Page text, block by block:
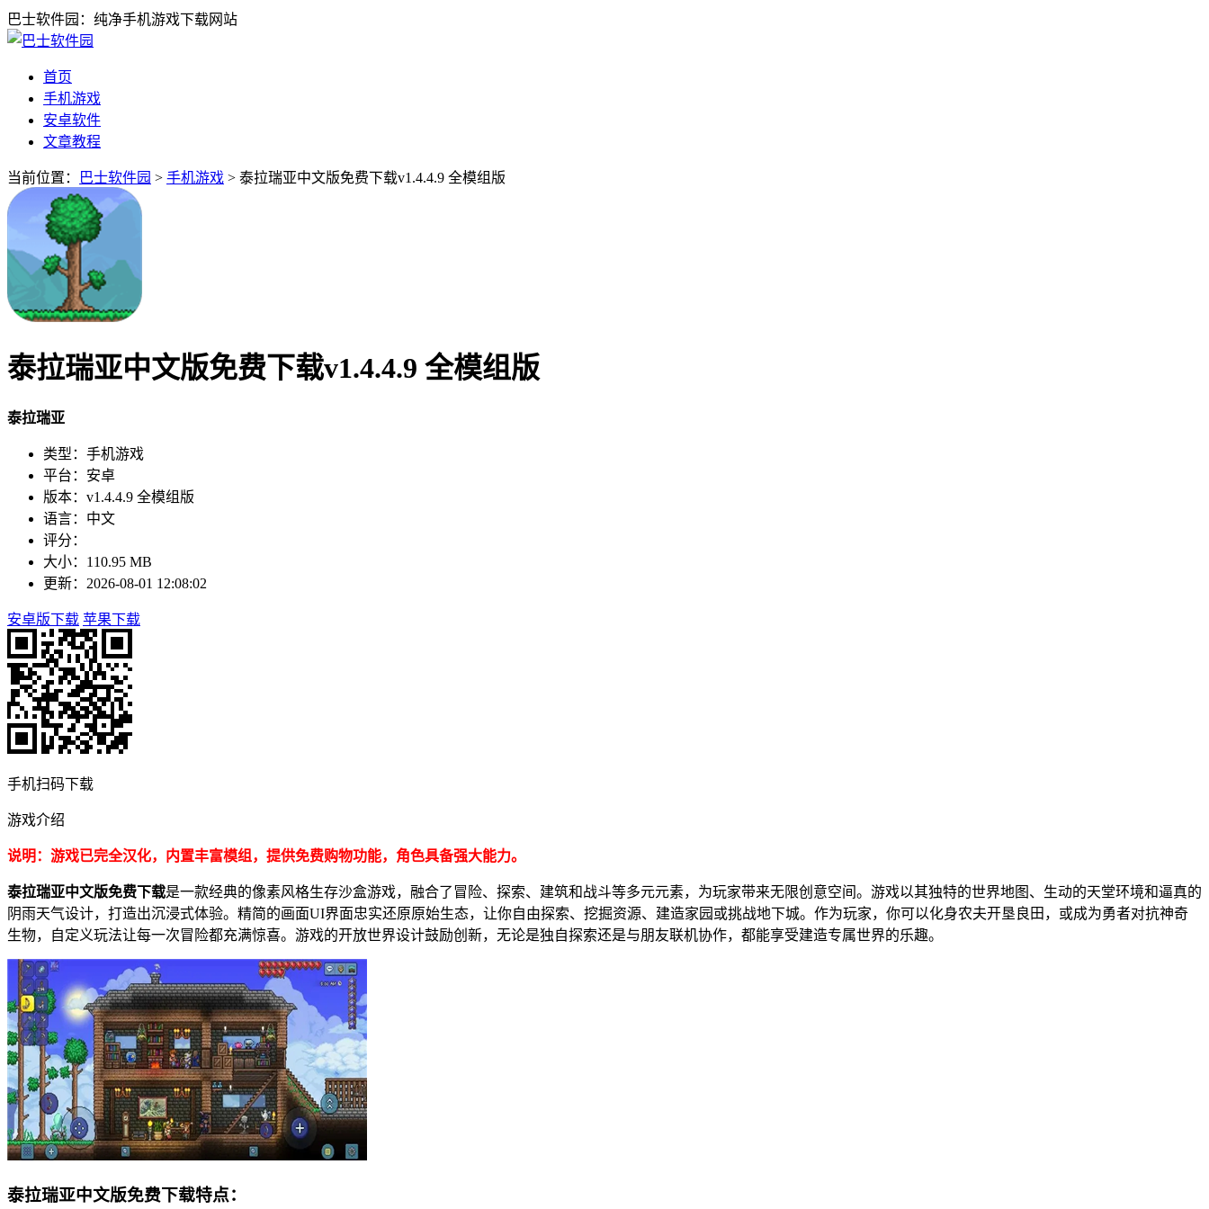
巴士软件园：纯净手机游戏下载网站
首页
手机游戏
安卓软件
文章教程
当前位置： 巴士软件园 > 手机游戏 > 泰拉瑞亚中文版免费下载v1.4.4.9 全模组版
泰拉瑞亚中文版免费下载v1.4.4.9 全模组版
泰拉瑞亚
类型：手机游戏
平台：安卓
版本：v1.4.4.9 全模组版
语言：中文
评分：
大小：110.95 MB
更新：2026-08-01 12:08:02
安卓版下载 苹果下载
手机扫码下载
游戏介绍
说明：游戏已完全汉化，内置丰富模组，提供免费购物功能，角色具备强大能力。
泰拉瑞亚中文版免费下载是一款经典的像素风格生存沙盒游戏，融合了冒险、探索、建筑和战斗等多元元素，为玩家带来无限创意空间。游戏以其独特的世界地图、生动的天堂环境和逼真的
阴雨天气设计，打造出沉浸式体验。精简的画面UI界面忠实还原原始生态，让你自由探索、挖掘资源、建造家园或挑战地下城。作为玩家，你可以化身农夫开垦良田，或成为勇者对抗神奇
生物，自定义玩法让每一次冒险都充满惊喜。游戏的开放世界设计鼓励创新，无论是独自探索还是与朋友联机协作，都能享受建造专属世界的乐趣。
泰拉瑞亚中文版免费下载特点：